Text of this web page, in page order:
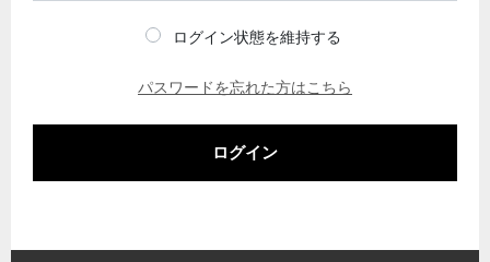
ログイン状態を維持する
パスワードを忘れた方はこちら
ログイン